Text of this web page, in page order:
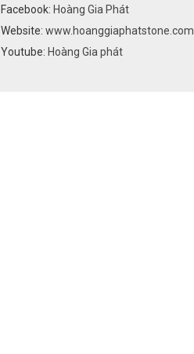
Facebook: Hoàng Gia Phát
Website: www.hoanggiaphatstone.com
Youtube: Hoàng Gia phát